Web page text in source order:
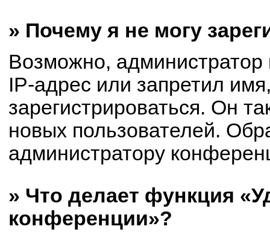
» Почему я не могу
Возможно,
IP-адрес или запретил
зарегистрироваться. Он
новых пользователей.
администратору
» Что делает функция
конференции»?